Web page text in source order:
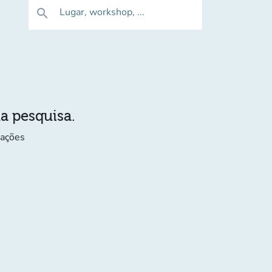
search Lugar, workshop, ...
pesquisa.